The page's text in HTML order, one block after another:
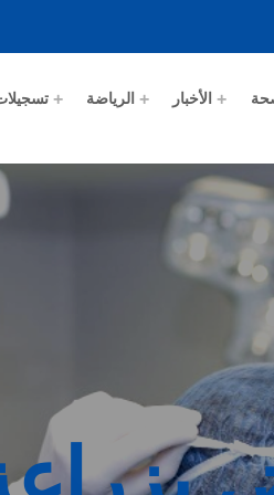
الأخبار الرياضة